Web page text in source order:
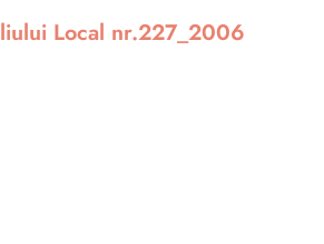
Local nr.227_2006